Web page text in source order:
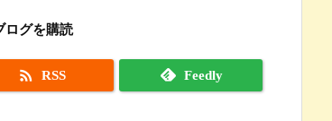
ログを購読
 RSS Feedly